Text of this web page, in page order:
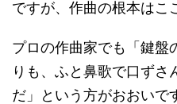
ですが、作曲の根本はこ
プロの作曲家でも「鍵盤
りも、ふと鼻歌で口ずさ
だ」という方がおおいで